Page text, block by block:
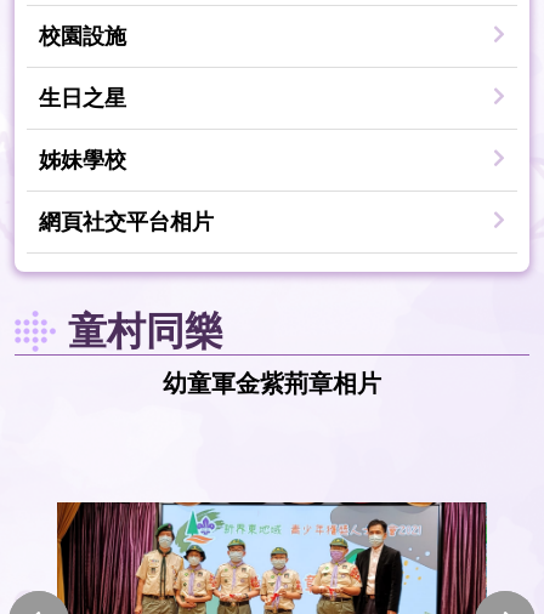
校園設施
生日之星
姊妹學校
網頁社交平台相片
童村同樂
幼童軍金紫荊章相片